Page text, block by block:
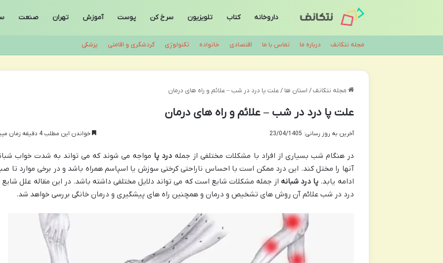
داروخانه کتاب تلویزیون سرخ کن پوست آموزش تهران صنعت
مجله نتکانف درباره ما تماس با ما اقتصادی خانواده تکنولوژی گردشگری و اقامتی پزشکی
مجله نتکانف / استان ها / علت پا درد در شب – علائم و راه های درمان
علت پا درد در شب – علائم و راه های درمان
آخرین به روز رسانی: 23/04/1405 خواندن این مطلب 4 دقیقه زمان میبرد
در هنگام شب بسیاری از افراد با مشکلات مختلفی از جمله درد پا مواجه می شوند که می تواند به شدت خواب
آنها را مختل کند. این درد ممکن است با احساس ناراحتی کرختی سوزش یا اسپاسم همراه باشد و در برخی موارد تا
ادامه یابد. پا درد شبانه از جمله مشکلات شایع است که می تواند دلایل مختلفی داشته باشد. در این مقاله علل شایع
درد در شب علائم آن روش های تشخیص و درمان و همچنین راه های پیشگیری و درمان خانگی بررسی خواهد شد.